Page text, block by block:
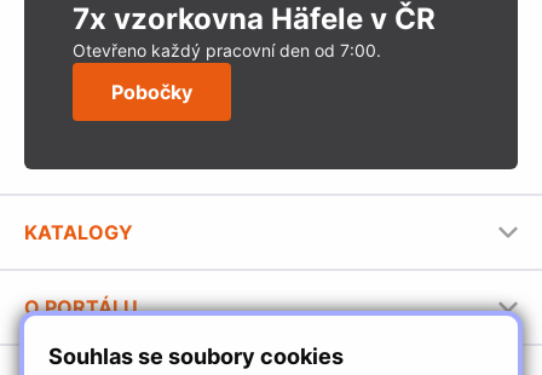
Souhlas se soubory cookies
7x vzorkovna Häfele v ČR
Otevřeno každý pracovní den od 7:00.
Pobočky
KATALOGY
Stavební katalog Häfele
Brožury Häfele
O PORTÁLU
Provozovatel portálu